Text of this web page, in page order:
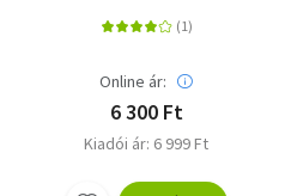
Online ár:
6 300 Ft
Kiadói ár: 6 999 Ft